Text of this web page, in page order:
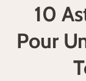
10
Pour